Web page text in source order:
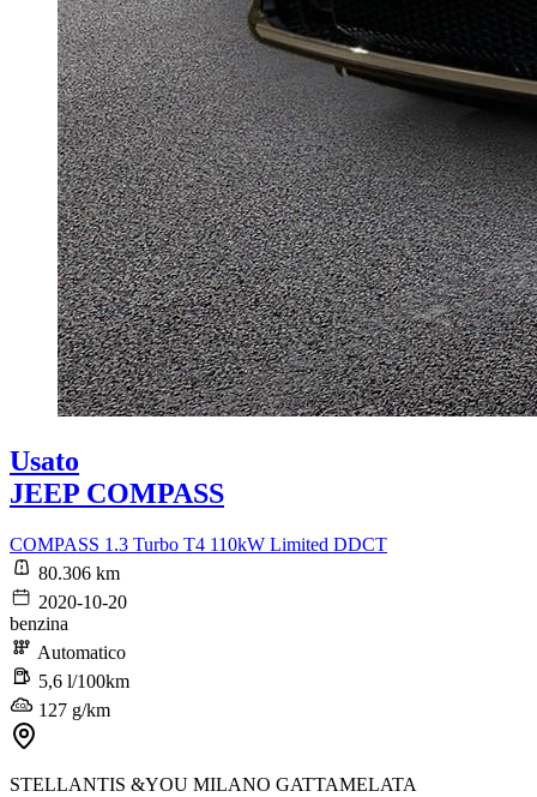
Usato
JEEP COMPASS
COMPASS 1.3 Turbo T4 110kW Limited DDCT
80.306 km
2020-10-20
benzina
Automatico
5,6 l/100km
127 g/km
STELLANTIS &YOU MILANO GATTAMELATA